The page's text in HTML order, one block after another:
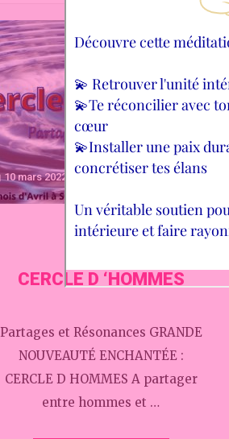
10 mars 2022 Carole Lien de Lumière
CERCLE D ‘HOMMES
Partages et Résonances GRANDE
NOUVEAUTÉ ENCHANTÉE :
CERCLE D HOMMES A partager
entre hommes et …